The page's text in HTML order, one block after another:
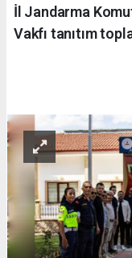
İl Jandarma
Vakfı tanıtım